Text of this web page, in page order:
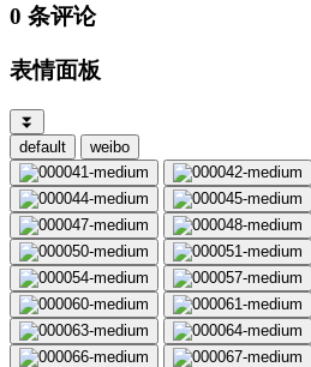
0 条评论
表情面板
⏬
default
weibo